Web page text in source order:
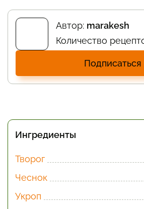
Автор: marakesh
Количество
Подписаться
Ингредиенты
Творог
Чеснок
Укроп